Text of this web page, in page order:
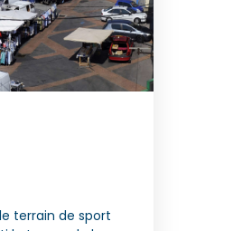
terrain de sport